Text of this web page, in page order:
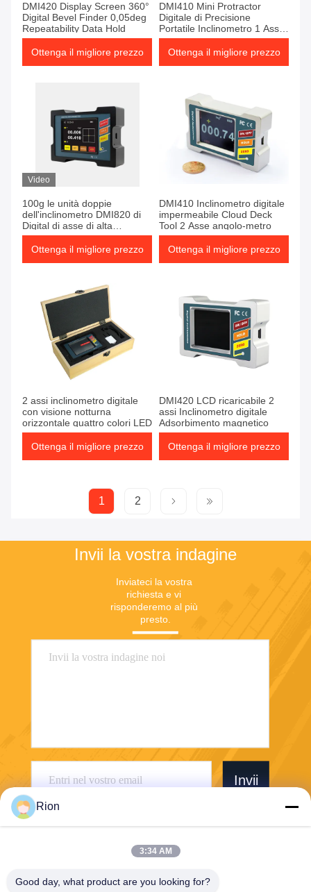
DMI420 Display Screen 360°
Digital Bevel Finder 0,05deg
Repeatability Data Hold
Ottenga il migliore prezzo
DMI410 Mini Protractor
Digitale di Precisione
Portatile Inclinometro 1 Asse
Auto Angle
Ottenga il migliore prezzo
Video
100g le unità doppie
dell'inclinometro DMI820 di
Digital di asse di alta
precisione 2 commutano
Ottenga il migliore prezzo
DMI410 Inclinometro digitale
impermeabile Cloud Deck
Tool 2 Asse angolo-metro
Ottenga il migliore prezzo
2 assi inclinometro digitale
con visione notturna
orizzontale quattro colori LED
Ottenga il migliore prezzo
DMI420 LCD ricaricabile 2
assi Inclinometro digitale
Adsorbimento magnetico
Ottenga il migliore prezzo
1 2
Invii la vostra indagine
Inviateci la vostra
richiesta e vi
risponderemo al più
presto.
Invii
Shenzhen Rion Technology Co., Ltd.
Rion
3:34 AM
Good day, what product are you looking for?